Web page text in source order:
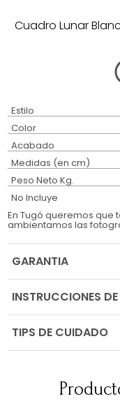
Cuadro Lunar
Estilo
Color
Acabado
Medidas (en cm)
Peso Neto Kg.
No Incluye
En Tugó queremos que
ambientamos las
GARANTIA
INSTRUCCIONES
TIPS DE CUIDADO